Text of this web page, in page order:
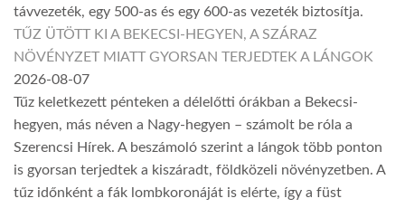
távvezeték, egy 500-as és egy 600-as vezeték biztosítja.
TŰZ ÜTÖTT KI A BEKECSI-HEGYEN, A SZÁRAZ
NÖVÉNYZET MIATT GYORSAN TERJEDTEK A LÁNGOK
2026-08-07
Tűz keletkezett pénteken a délelőtti órákban a Bekecsi-
hegyen, más néven a Nagy-hegyen – számolt be róla a
Szerencsi Hírek. A beszámoló szerint a lángok több ponton
is gyorsan terjedtek a kiszáradt, földközeli növényzetben. A
tűz időnként a fák lombkoronáját is elérte, így a füst